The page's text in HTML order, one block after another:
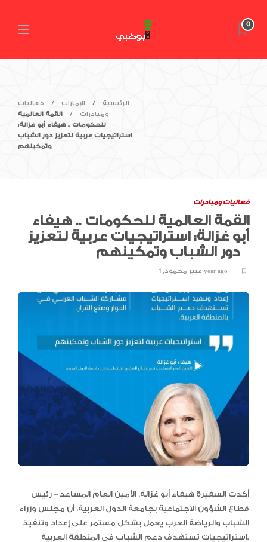
0
الرئيسية الإمارات
فعاليات
ومبادرات
القمة العالمية
للحكومات .. هيفاء أبو غزالة:
استراتيجيات عربية لتعزيز دور الشباب
وتمكينهم
فعاليات ومبادرات
القمة العالمية للحكومات .. هيفاء
أبو غزالة: استراتيجيات عربية لتعزيز
عبير محمود, 1 year ago
أكدت السفيرة هيفاء أبو غزالة، الأمين العام المساعد – رئيس
قطاع الشؤون الاجتماعية بجامعة الدول العربية، أن مجلس وزراء
الشباب والرياضة العرب يعمل بشكل مستمر على إعداد وتنفيذ
استراتيجيات تستهدف دعم الشباب في المنطقة العربية.